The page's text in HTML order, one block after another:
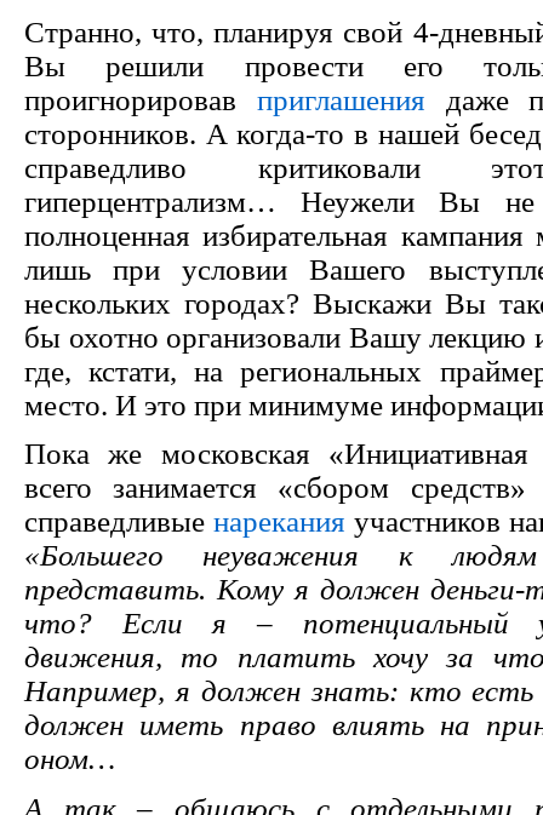
Странно, что, планируя свой 4-
Вы решили провести его
проигнорировав приглашения даже
сторонников. А когда-то в нашей
справедливо критиковали
гиперцентрализм… Неужели Вы не
полноценная избирательная кампания
лишь при условии Вашего
нескольких городах? Выскажи Вы
бы охотно организовали Вашу лекцию
где, кстати, на региональных
место. И это при минимуме
Пока же московская «Инициативная
всего занимается «сбором
справедливые нарекания участников
«Большего неуважения к
представить. Кому я должен
что? Если я – потенциальный
движения, то платить хочу за
Например, я должен знать: кто
должен иметь право влиять на
оном…